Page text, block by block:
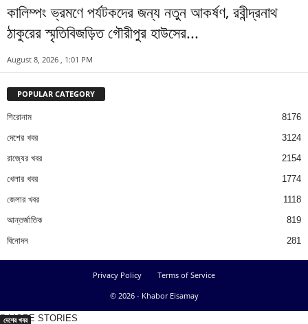
কালিম্পং ভ্রমণে পর্যটকদের জন্য নতুন আকর্ষণ, রবীন্দ্রনাথ
ঠাকুরের স্মৃতিবিজড়িত গৌরীপুর হাউসের...
August 8, 2026 , 1:01 PM
POPULAR CATEGORY
শিরোনাম
8176
দেশের খবর
3124
রাজ্যের খবর
2154
খেলার খবর
1774
জেলার খবর
1118
আন্তর্জাতিক
819
বিনোদন
281
Privacy Policy
Terms of Service
© 2026 - Khabor Eisamay
MORE STORIES
দেশের খবর